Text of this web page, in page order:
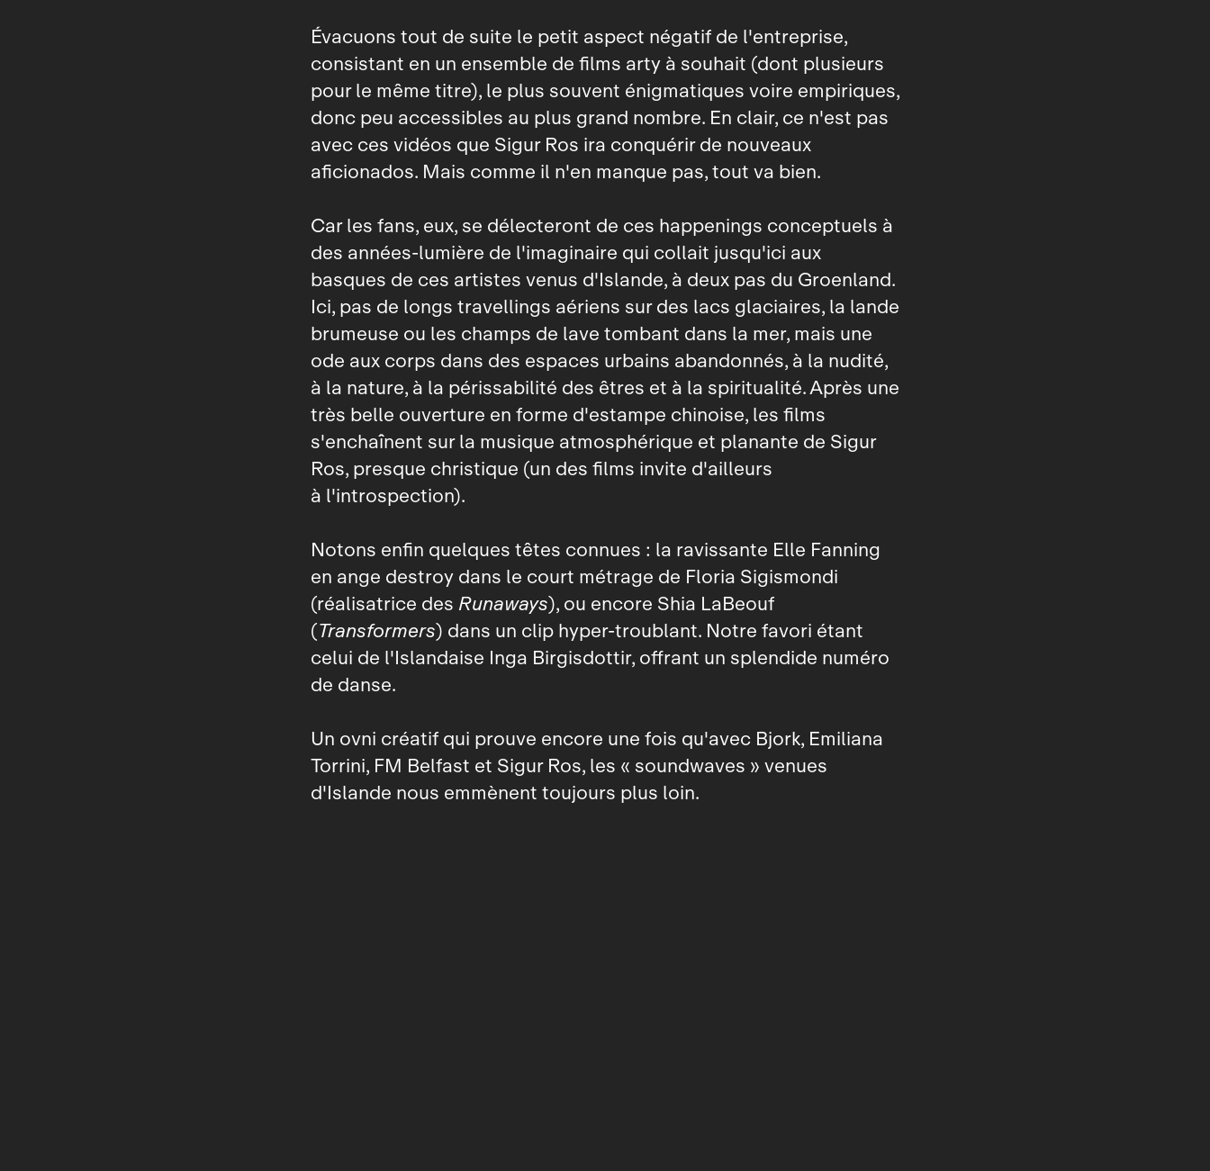
Évacuons tout de suite le petit aspect négatif de l'entreprise,
consistant en un ensemble de films arty à souhait (dont plusieurs
pour le même titre), le plus souvent énigmatiques voire empiriques,
donc peu accessibles au plus grand nombre. En clair, ce n'est pas
avec ces vidéos que Sigur Ros ira conquérir de nouveaux
aficionados. Mais comme il n'en manque pas, tout va bien.
Car les fans, eux, se délecteront de ces happenings conceptuels à
des années‑lumière de l'imaginaire qui collait jusqu'ici aux
basques de ces artistes venus d'Islande, à deux pas du Groenland.
Ici, pas de longs travellings aériens sur des lacs glaciaires, la lande
brumeuse ou les champs de lave tombant dans la mer, mais une
ode aux corps dans des espaces urbains abandonnés, à la nudité,
à la nature, à la périssabilité des êtres et à la spiritualité. Après une
très belle ouverture en forme d'estampe chinoise, les films
s'enchaînent sur la musique atmosphérique et planante de Sigur
Ros, presque christique (un des films invite d'ailleurs
à l'introspection).
Notons enfin quelques têtes connues : la ravissante Elle Fanning
en ange destroy dans le court métrage de Floria Sigismondi
(réalisatrice des Runaways), ou encore Shia LaBeouf
(Transformers) dans un clip hyper‑troublant. Notre favori étant
celui de l'Islandaise Inga Birgisdottir, offrant un splendide numéro
de danse.
Un ovni créatif qui prouve encore une fois qu'avec Bjork, Emiliana
Torrini, FM Belfast et Sigur Ros, les « soundwaves » venues
d'Islande nous emmènent toujours plus loin.